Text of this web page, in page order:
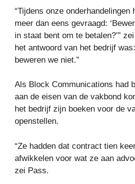
“Tijdens onze onderhandelingen
meer dan eens gevraagd:
in staat bent om te betalen?’”
het antwoord van het bedrijf
beweren we niet.”
Als Block Communications had
aan de eisen van de vakbond
het bedrijf zijn boeken voor de
openstellen.
“Ze hadden dat contract tien
afwikkelen voor wat ze aan
zei Pass.